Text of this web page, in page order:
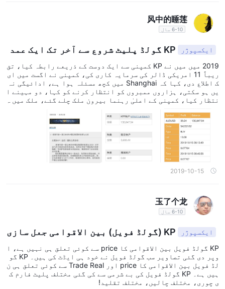
ر نظر آنے والی فاریکس ٹرانزیکشنز جعلی ہیں۔
风中的睡莲
6-10 سال
ایکسپوژر
KP گولڈ پلیٹ شروع سے آخر تک ایک عمد
ہ طور سے ڈیزائن کیا گیا دھوکہ باز ہے
2019 میں میں نے KP کمپنی سے ایک دوست کے ذریعے رابطہ کیا، تق
ریباً 11 امریکی ڈالر کی سرمایہ کاری کی، کمپنی نے اگست میں ای
ک اطلاع دی، کہا کہ Shanghai میں کچھ مسئلہ ہوا ہے، ادائیگی نہ
یں ہو سکتی، ہزاروں ممبروں کو انتظار کرنے کو کہا، دو مہینے ا
نتظار کیا، کمپنی کے اعلیٰ رہنما بیرون ملک چلے گئے، ملک میں ہ
ہوا، کمپنی میں سے کوئی جواب دینے یا کسی چیز کا حل کرنے نہیں
آیا، ہر طرف پیسے کا دھوکہ، اب تک، کمپنی کے بیک اینڈ میں ٹرا
نزیکشن دکھائی دے رہی ہے!
2019-10-15
玉了个龙
6-10 سال
ایکسپوژر
KP (گولڈ فویل) بین الاقوامی جعل سازی
اور دھوکہ دہی
KP گولڈ فویل بین الاقوامی کا price سے کوئی تعلق ہی نہیں ہے، ا
وپر دی گئی تصاویر سب گولڈ فویل نے خود ہی ایڈٹ کی ہیں۔ KP گو
لڈ فویل بین الاقوامی کا price اور Trade Real سے کوئی تعلق ہی ن
ہیں ہے۔ KP گولڈ فویل کی بے شرمی سے کی گئی مختلف پلیٹ فارم ک
ی چوری، مختلف چالیں، مختلف تقلید!